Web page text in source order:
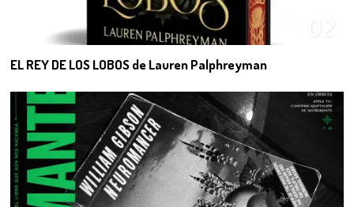
EL REY DE LOS LOBOS de Lauren Palphreyman